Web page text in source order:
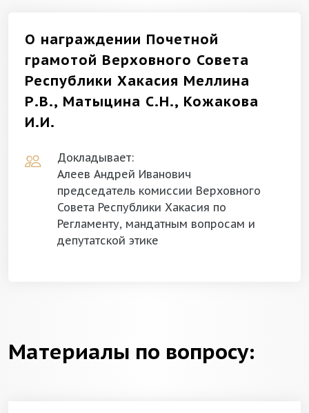
О награждении Почетной
грамотой Верховного Совета
Республики Хакасия Меллина
Р.В., Матыцина С.Н., Кожакова
И.И.
Докладывает:
Алеев Андрей Иванович
председатель комиссии Верховного
Совета Республики Хакасия по
Регламенту, мандатным вопросам и
депутатской этике
Материалы по вопросу: